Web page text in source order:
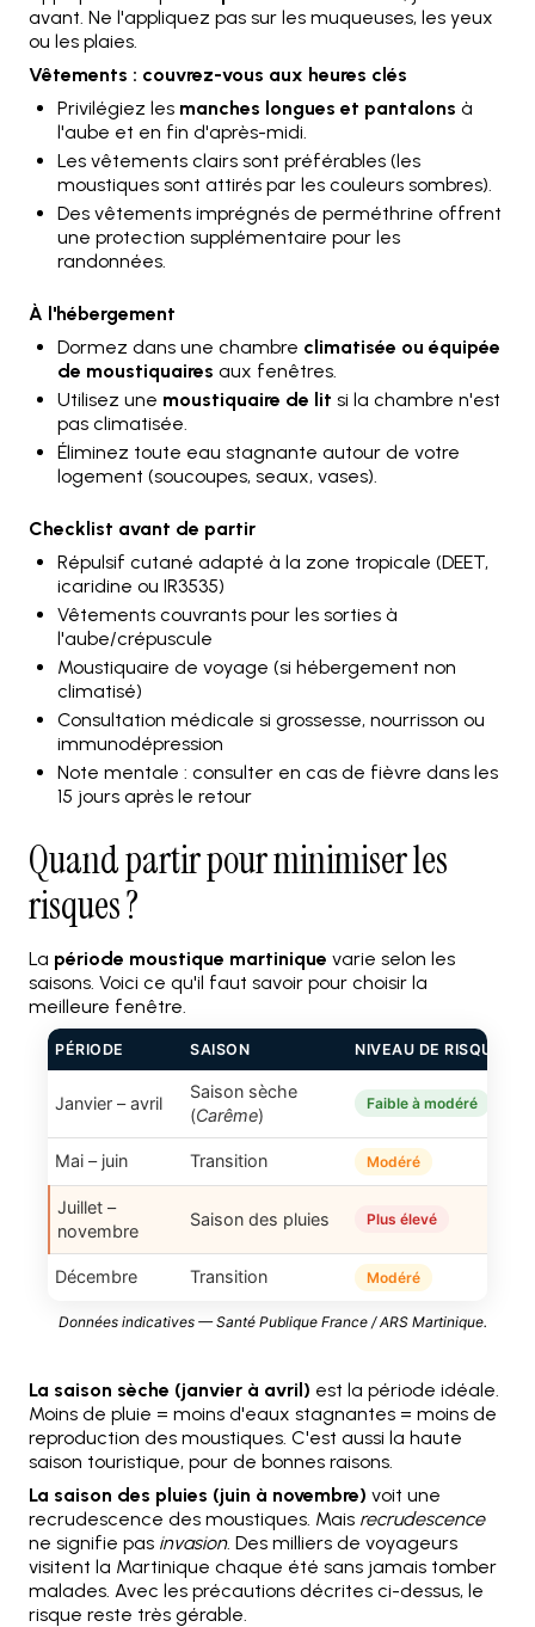
avant. Ne l'appliquez pas sur les muqueuses, les yeux
ou les plaies.
Vêtements : couvrez-vous aux heures clés
Privilégiez les manches longues et pantalons à
l'aube et en fin d'après-midi.
Les vêtements clairs sont préférables (les
moustiques sont attirés par les couleurs sombres).
Des vêtements imprégnés de perméthrine offrent
une protection supplémentaire pour les
randonnées.
À l'hébergement
Dormez dans une chambre climatisée ou équipée
de moustiquaires aux fenêtres.
Utilisez une moustiquaire de lit si la chambre n'est
pas climatisée.
Éliminez toute eau stagnante autour de votre
logement (soucoupes, seaux, vases).
Checklist avant de partir
Répulsif cutané adapté à la zone tropicale (DEET,
icaridine ou IR3535)
Vêtements couvrants pour les sorties à
l'aube/crépuscule
Moustiquaire de voyage (si hébergement non
climatisé)
Consultation médicale si grossesse, nourrisson ou
immunodépression
Note mentale : consulter en cas de fièvre dans les
15 jours après le retour
Quand partir pour minimiser les
risques ?
La période moustique martinique varie selon les
saisons. Voici ce qu'il faut savoir pour choisir la
meilleure fenêtre.
PÉRIODE SAISON NIVEAU DE RISQUE
Janvier – avril
Saison sèche
(Carême)
Faible à modéré
Mai – juin Transition Modéré
Juillet –
novembre
Saison des pluies Plus élevé
Décembre Transition Modéré
Données indicatives — Santé Publique France / ARS Martinique.
La saison sèche (janvier à avril) est la période idéale.
Moins de pluie = moins d'eaux stagnantes = moins de
reproduction des moustiques. C'est aussi la haute
saison touristique, pour de bonnes raisons.
La saison des pluies (juin à novembre) voit une
recrudescence des moustiques. Mais recrudescence
ne signifie pas invasion. Des milliers de voyageurs
visitent la Martinique chaque été sans jamais tomber
malades. Avec les précautions décrites ci-dessus, le
risque reste très gérable.